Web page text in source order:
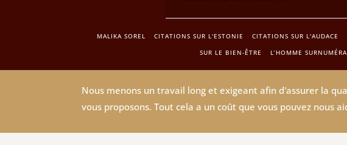
MALIKA SOREL CITATIONS SUR L'ESTONIE CITATIONS SUR L'AUDACE
SUR LE BIEN-ÊTRE
L’HOMME
Nous menons un travail long et exigeant afin d'assurer la
vous proposons. Tout cela a un coût que vous pouvez nous